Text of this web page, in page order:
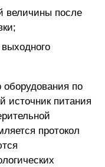
величины после
оборудования по
источник питания
протокол